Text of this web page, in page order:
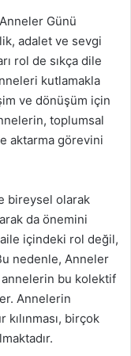
Günü
adalet ve sevgi
rol de sıkça dile
kutlamakla
ve dönüşüm için
toplumsal
aktarma görevini
bireysel olarak
da önemini
içindeki rol değil,
nedenle, Anneler
annelerin bu kolektif
Annelerin
birçok